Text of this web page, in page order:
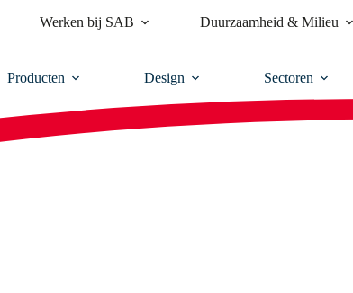
Werken bij SAB Duurzaamheid & Milieu
Producten Design Sectoren